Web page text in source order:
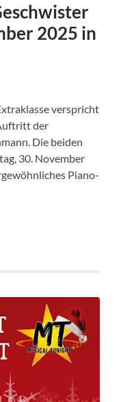
2025 in
verspricht
der
Die beiden
30. November
Piano-